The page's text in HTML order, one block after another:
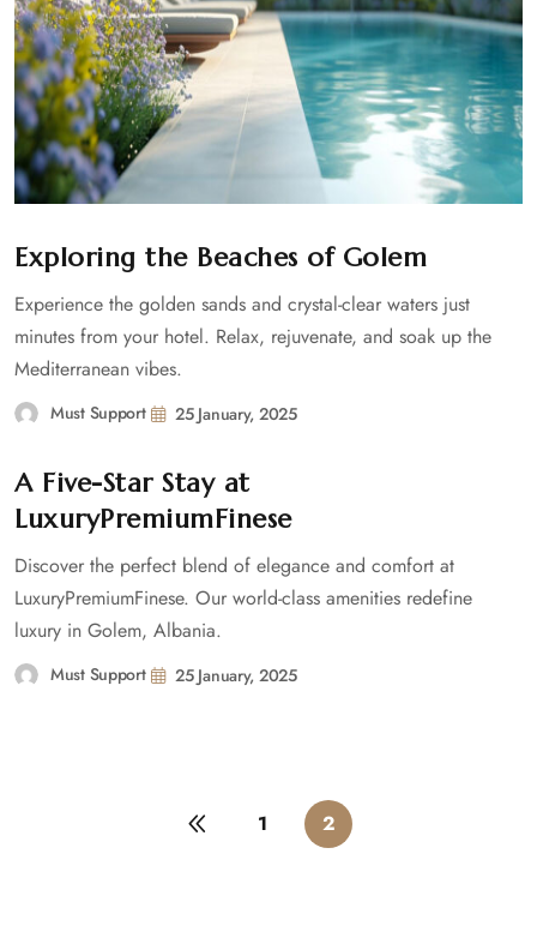
Exploring the Beaches of Golem
Experience the golden sands and crystal-clear waters just
minutes from your hotel. Relax, rejuvenate, and soak up the
Mediterranean vibes.
Must Support 25 January, 2025
A Five-Star Stay at
LuxuryPremiumFinese
Discover the perfect blend of elegance and comfort at
LuxuryPremiumFinese. Our world-class amenities redefine
luxury in Golem, Albania.
Must Support 25 January, 2025
1 2